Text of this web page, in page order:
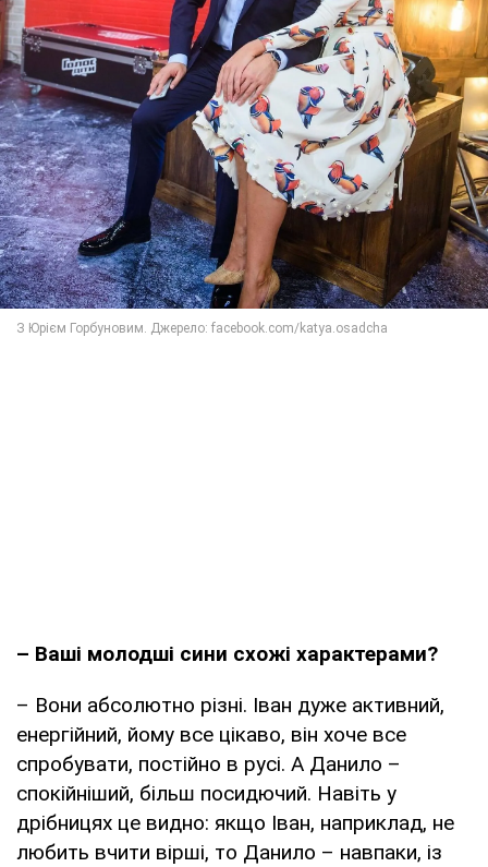
– Ваші молодші сини схожі характерами?
– Вони абсолютно різні. Іван дуже активний,
енергійний, йому все цікаво, він хоче все
спробувати, постійно в русі. А Данило –
спокійніший, більш посидючий. Навіть у
дрібницях це видно: якщо Іван, наприклад, не
любить вчити вірші, то Данило – навпаки, із